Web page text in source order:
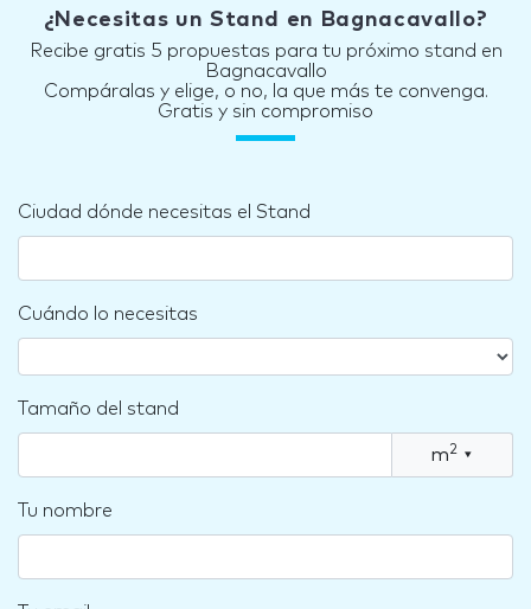
¿Necesitas un Stand en Bagnacavallo?
Recibe gratis 5 propuestas para tu próximo stand en
Bagnacavallo
Compáralas y elige, o no, la que más te convenga.
Gratis y sin compromiso
Ciudad dónde necesitas el Stand
Cuándo lo necesitas
Tamaño del stand
m2 ▾
Tu nombre